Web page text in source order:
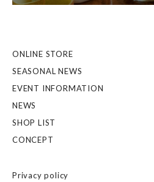
ONLINE STORE
SEASONAL NEWS
EVENT INFORMATION
NEWS
SHOP LIST
CONCEPT
Privacy policy